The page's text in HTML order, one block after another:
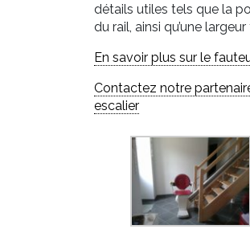
détails utiles tels que la
du rail, ainsi qu’une
En savoir plus sur le
Contactez notre
escalier